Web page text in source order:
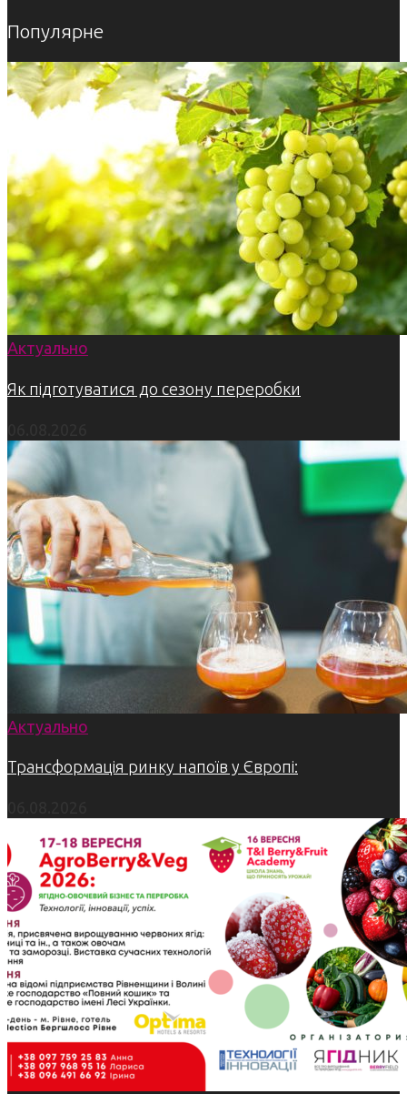
Популярне
Актуально
Як підготуватися до сезону переробки
Актуально
Трансформація ринку напоїв у Європі: